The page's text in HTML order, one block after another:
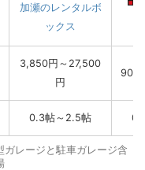
加瀬のレンタルボ
ックス
3,850円～27,500
円
900
0.3帖～2.5帖
レージと駐車ガレージ含